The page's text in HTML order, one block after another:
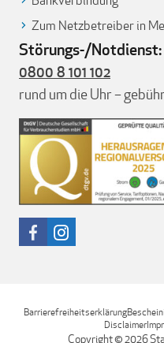
Zum Netzbetreiber in
Störungs-/Notdienst:
0800 8 101 102
rund um die Uhr –
Barrierefreiheitserklärung
Disclaimer
Copyright © 2026